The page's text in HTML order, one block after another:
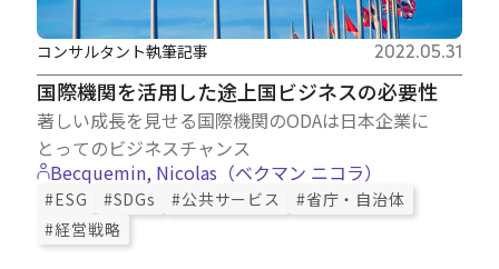
国際機関を活用した途上国ビジネスの必要性
著しい成長を見せる国際機関のODAは日本企業に
とってのビジネスチャンス
コンサルタント執筆記事 2022.05.31
Becquemin, Nicolas（ベクマン ニコラ）
#ESG #SDGs #公共サービス
#省庁・自治体
#経営戦略